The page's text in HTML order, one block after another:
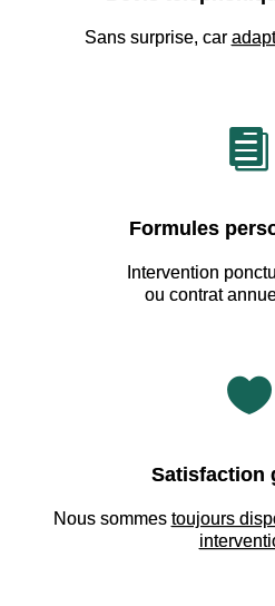
Sans surprise, car

Formules
Intervention
ou contrat

Satisfaction
Nous sommes toujours